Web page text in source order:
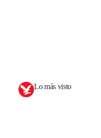
Lo más visto